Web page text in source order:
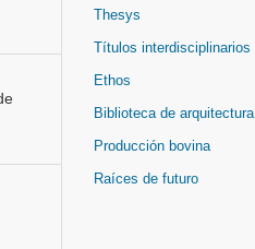
Thesys
Títulos interdisciplinarios
Ethos
Biblioteca de arquitectura
Producción bovina
Raíces de futuro